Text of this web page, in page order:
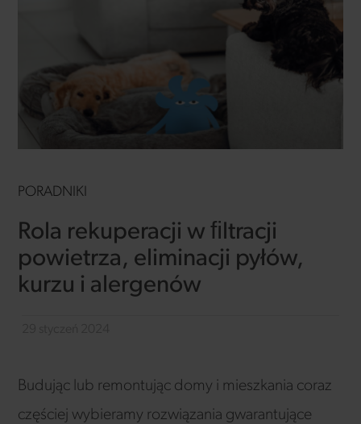
PORADNIKI
Rola rekuperacji w ﬁltracji
powietrza, eliminacji pyłów,
kurzu i alergenów
Budując lub remontując domy i mieszkania coraz
częściej wybieramy rozwiązania gwarantujące